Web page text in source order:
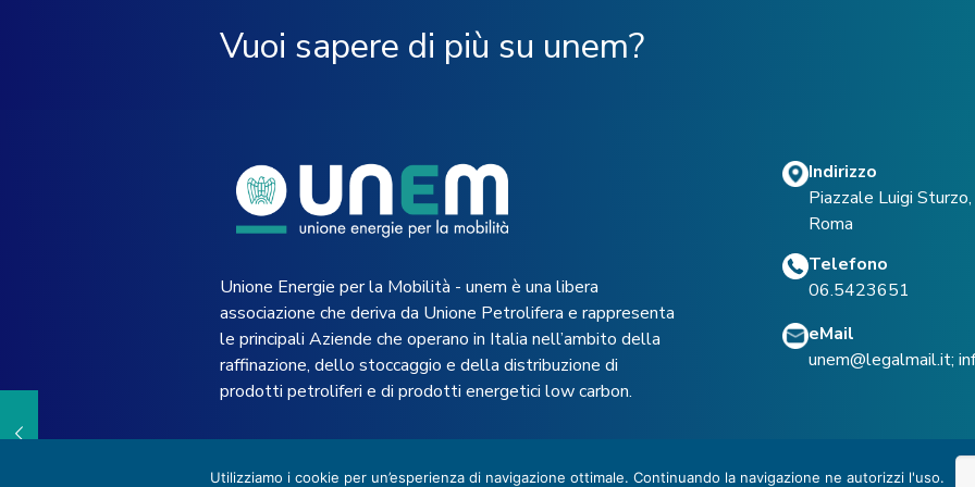
Vuoi sapere di più su unem?
Unione Energie per la Mobilità - unem è una libera
associazione che deriva da Unione Petrolifera e rappresenta
le principali Aziende che operano in Italia nell’ambito della
raffinazione, dello stoccaggio e della distribuzione di
prodotti petroliferi e di prodotti energetici low carbon.
Indirizzo
Piazzale Luigi
Roma
Telefono
06.5423651
eMail
unem@legalmail.it;
© 2022 UNEM -Privacy Policy
Utilizziamo i cookie per un’esperienza di navigazione ottimale. Continuando la navigazione ne autorizzi l'uso.